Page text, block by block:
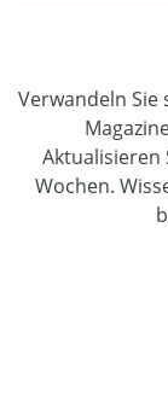
Verwandeln
Aktualisieren
Wochen.